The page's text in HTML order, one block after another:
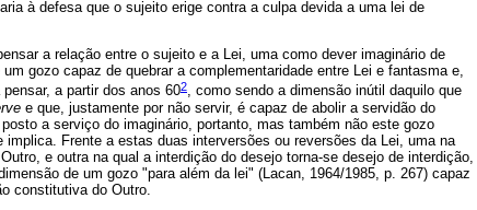
à defesa que o sujeito erige contra a culpa devida a uma lei de
a relação entre o sujeito e a Lei, uma como dever imaginário de
gozo capaz de quebrar a complementaridade entre Lei e fantasma e,
a partir dos anos 602, como sendo a dimensão inútil daquilo que
e que, justamente por não servir, é capaz de abolir a servidão do
posto a serviço do imaginário, portanto, mas também não este gozo
Frente a estas duas interversões ou reversões da Lei, uma na
e outra na qual a interdição do desejo torna-se desejo de interdição,
de um gozo "para além da lei" (Lacan, 1964/1985, p. 267) capaz
constitutiva do Outro.